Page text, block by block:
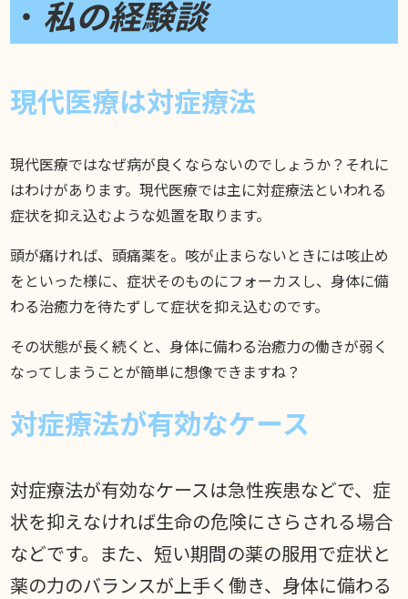
・ 私の経験談
現代医療は対症療法
現代医療ではなぜ病が良くならないのでしょうか？それに
はわけがあります。現代医療では主に対症療法といわれる
症状を抑え込むような処置を取ります。
頭が痛ければ、頭痛薬を。咳が止まらないときには咳止め
をといった様に、症状そのものにフォーカスし、身体に備
わる治癒力を待たずして症状を抑え込むのです。
その状態が長く続くと、身体に備わる治癒力の働きが弱く
なってしまうことが簡単に想像できますね？
対症療法が有効なケース
対症療法が有効なケースは急性疾患などで、症
状を抑えなければ生命の危険にさらされる場合
などです。また、短い期間の薬の服用で症状と
薬の力のバランスが上手く働き、身体に備わる